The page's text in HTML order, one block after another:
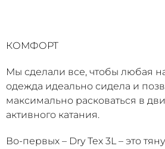
КОМФОРТ
Мы сделали все, чтобы любая
одежда идеально сидела и
максимально расковаться в
активного катания.
Во-первых – Dry Tex 3L – это